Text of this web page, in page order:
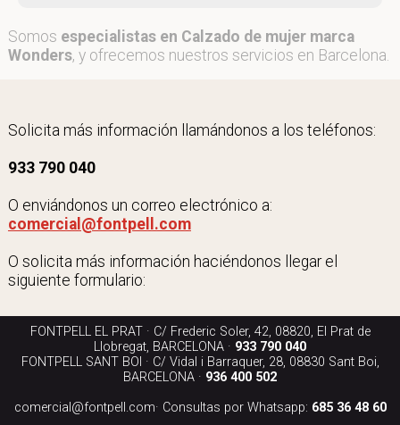
Somos especialistas en Calzado de mujer marca
Wonders, y ofrecemos nuestros servicios en Barcelona.
Solicita más información llamándonos a los teléfonos:
933 790 040
O enviándonos un correo electrónico a:
comercial@fontpell.com
O solicita más información haciéndonos llegar el
siguiente formulario:
FONTPELL EL PRAT · C/ Frederic Soler, 42, 08820, El Prat de
Llobregat, BARCELONA · 933 790 040
FONTPELL SANT BOI · C/ Vidal i Barraquer, 28, 08830 Sant Boi,
BARCELONA · 936 400 502
comercial@fontpell.com· Consultas por Whatsapp: 685 36 48 60